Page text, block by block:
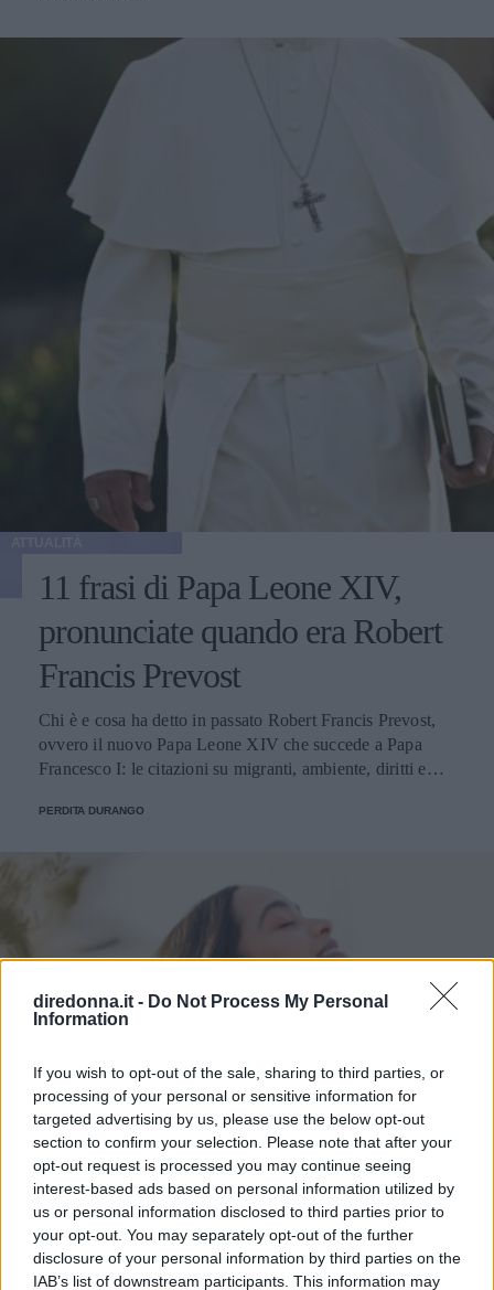
diredonna.it - Do Not Process My Personal
Information
If you wish to opt-out of the sale, sharing to third parties, or
processing of your personal or sensitive information for
targeted advertising by us, please use the below opt-out
section to confirm your selection. Please note that after your
opt-out request is processed you may continue seeing
interest-based ads based on personal information utilized by
us or personal information disclosed to third parties prior to
your opt-out. You may separately opt-out of the further
disclosure of your personal information by third parties on the
IAB’s list of downstream participants. This information may
11 frasi di Papa Leone XIV,
pronunciate quando era Robert
Francis Prevost
Chi è e cosa ha detto in passato Robert Francis Prevost,
ovvero il nuovo Papa Leone XIV che succede a Papa
Francesco I: le citazioni su migranti, ambiente, diritti e
PERDITA DURANGO